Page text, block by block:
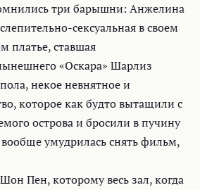
три барышни: Анжелина
сексуальная в своем
платье, ставшая
«Оскара» Шарлиз
некое невнятное и
которое как будто вытащили с
острова и бросили в пучину
умудрилась снять фильм,
Пен, которому весь зал, когда